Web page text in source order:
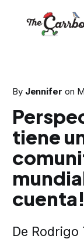
By Jennifer on
tiene
cuenta!
De Rodrigo